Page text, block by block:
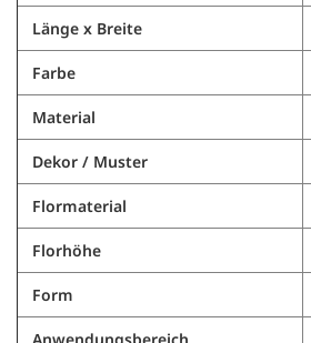
Länge x Breite
Farbe
Material
Dekor / Muster
Flormaterial
Florhöhe
Form